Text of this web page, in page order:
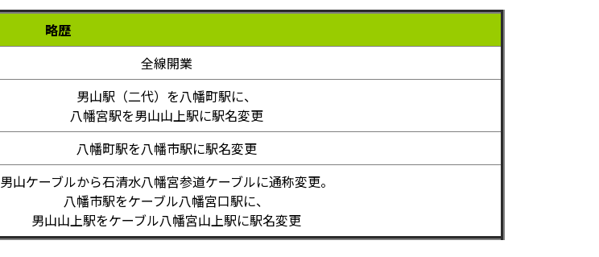
略歴
全線開業
男山駅（二代）を八幡町駅に、
八幡宮駅を男山山上駅に駅名変更
八幡町駅を八幡市駅に駅名変更
男山ケーブルから石清水八幡宮参道ケーブルに通称変更。
八幡市駅をケーブル八幡宮口駅に、
男山山上駅をケーブル八幡宮山上駅に駅名変更